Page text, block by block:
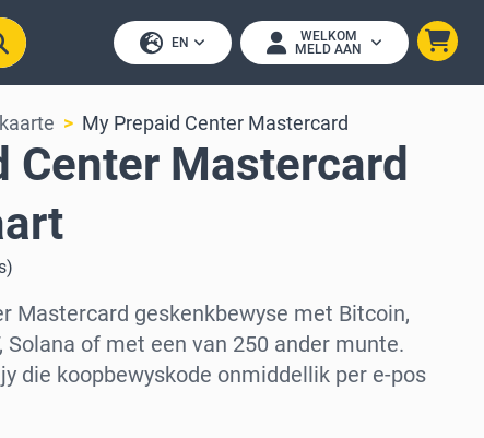
EN
WELKOM
MELD AAN
My Prepaid Center Mastercard
Center Mastercard
)
Mastercard geskenkbewyse met Bitcoin,
Solana of met een van 250 ander munte.
die koopbewyskode onmiddellik per e-pos